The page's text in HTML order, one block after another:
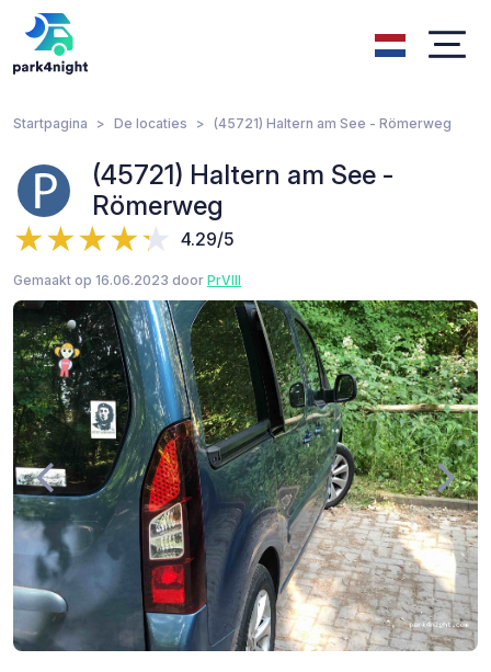
Startpagina De locaties (45721) Haltern am See - Römerweg
(45721) Haltern am See -
Römerweg
4.29/5
Gemaakt op 16.06.2023 door PrVIII